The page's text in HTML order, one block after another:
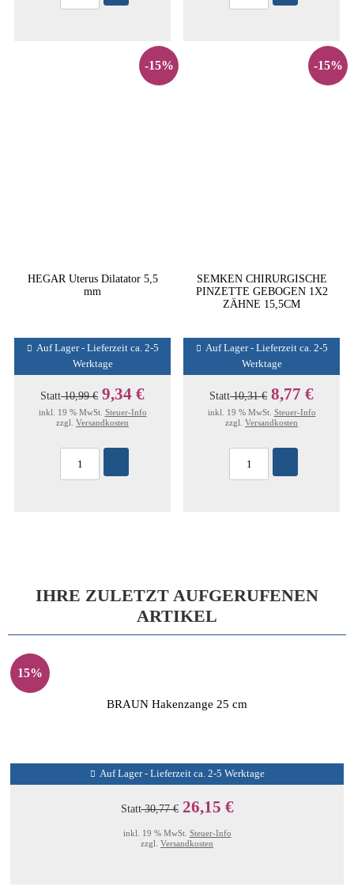
-15%
HEGAR Uterus Dilatator 5,5
mm
Auf Lager - Lieferzeit ca. 2-5
Werktage
Statt10,99 € 9,34 €
inkl. 19 % MwSt. Steuer-Info
zzgl. Versandkosten
-15%
SEMKEN CHIRURGISCHE
PINZETTE GEBOGEN 1X2
ZÄHNE 15,5CM
Auf Lager - Lieferzeit ca. 2-5
Werktage
Statt10,31 € 8,77 €
inkl. 19 % MwSt. Steuer-Info
zzgl. Versandkosten
IHRE ZULETZT AUFGERUFENEN
ARTIKEL
15%
BRAUN Hakenzange 25 cm
Auf Lager - Lieferzeit ca. 2-5 Werktage
Statt30,77 € 26,15 €
inkl. 19 % MwSt. Steuer-Info
zzgl. Versandkosten